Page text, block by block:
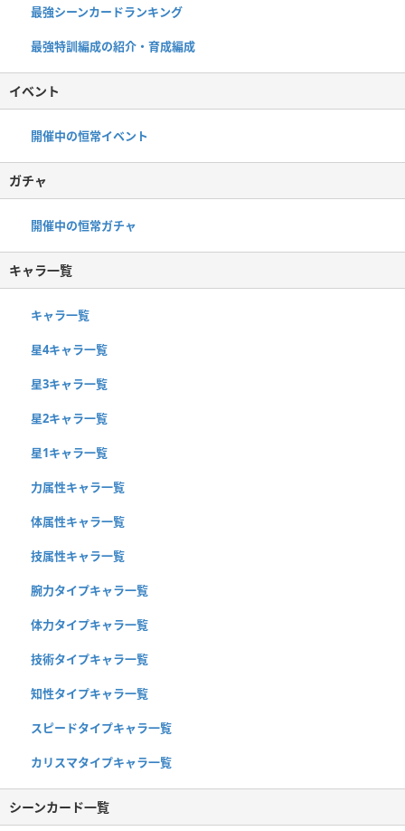
最強シーンカードランキング
最強特訓編成の紹介・育成編成
イベント
開催中の恒常イベント
ガチャ
開催中の恒常ガチャ
キャラ一覧
キャラ一覧
星4キャラ一覧
星3キャラ一覧
星2キャラ一覧
星1キャラ一覧
力属性キャラ一覧
体属性キャラ一覧
技属性キャラ一覧
腕力タイプキャラ一覧
体力タイプキャラ一覧
技術タイプキャラ一覧
知性タイプキャラ一覧
スピードタイプキャラ一覧
カリスマタイプキャラ一覧
シーンカード一覧